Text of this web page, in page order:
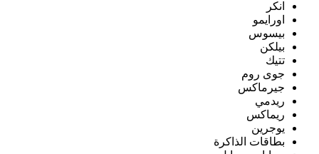
انكر
اورايمو
بيسوس
بيلكن
تتيك
جوى روم
جيرماكس
ريدمي
ريماكس
يوجرين
بطاقات الذاكرة